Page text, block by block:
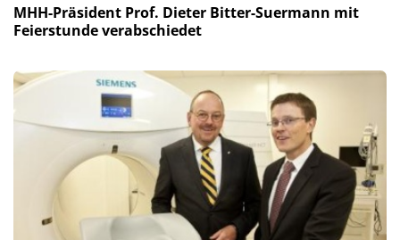
MHH-Präsident Prof. Dieter Bitter-Suermann mit
Feierstunde verabschiedet